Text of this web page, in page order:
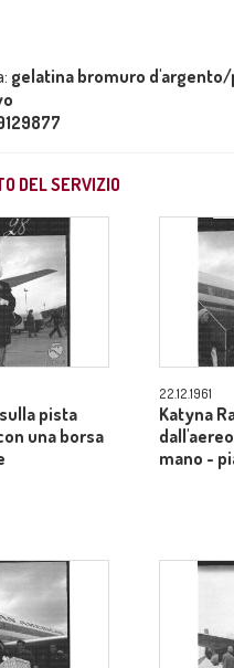
gelatina bromuro
DEL SERVIZIO
pista
una borsa
22.12.1961
Katyna
mano -